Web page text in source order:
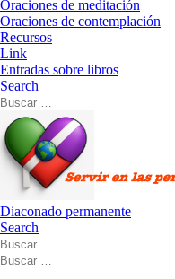
Oraciones de meditación
Oraciones de contemplación
Recursos
Link
Entradas sobre libros
Search
Buscar
Diaconado permanente
Search
Buscar
Buscar